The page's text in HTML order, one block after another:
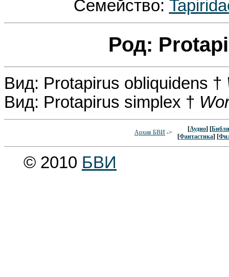
Семейство:
Род:
Вид: Protapirus obliquidens †
Вид: Protapirus simplex †
Архив БВИ -> [Аудио] [
[Фантастика] [
© 2010 БВИ